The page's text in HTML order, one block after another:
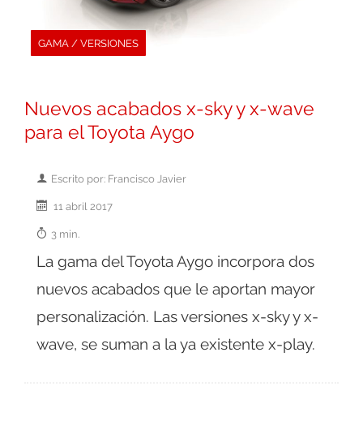
GAMA / VERSIONES
Nuevos acabados x-sky y x-wave
para el Toyota Aygo
Escrito por: Francisco Javier
11 abril 2017
3 min.
La gama del Toyota Aygo incorpora dos
nuevos acabados que le aportan mayor
personalización. Las versiones x-sky y x-
wave, se suman a la ya existente x-play.